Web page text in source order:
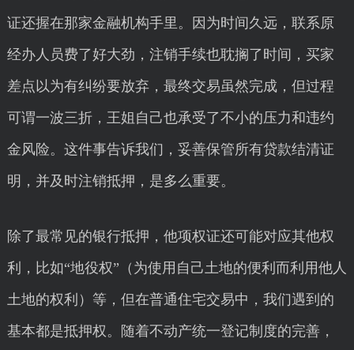
证还握在那家金融机构手里。因为时间久远，联系原
经办人员费了好大劲，注销手续也耽搁了时间，买家
差点以为有纠纷要放弃，最终交易虽然完成，但过程
可谓一波三折，王姐自己也承受了不小的压力和违约
金风险。这件事告诉我们，妥善保管所有贷款结清证
明，并及时注销抵押，是多么重要。
除了最常见的银行抵押，他项权证还可能对应其他权
利，比如“地役权”（为使用自己土地的便利而利用他人
土地的权利）等，但在普通住宅交易中，我们遇到的
基本都是抵押权。随着不动产统一登记制度的完善，